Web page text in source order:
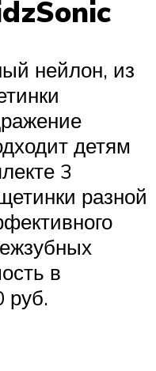
нейлон, из
детям
3
разной
в
руб.